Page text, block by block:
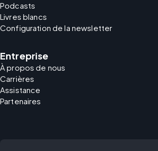
Podcasts
Livres blancs
Configuration de la newsletter
Entreprise
À propos de nous
Carrières
Assistance
Partenaires